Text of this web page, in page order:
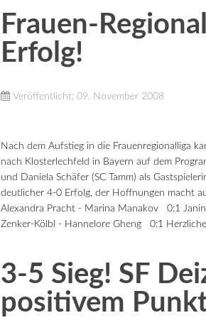
Frauen-
Erfolg!
Veröffentlicht: 09. November 2008
Nach dem Aufstieg in die Frauenregionalliga
nach Klosterlechfeld in Bayern auf dem
und Daniela Schäfer (SC Tamm) als
deutlicher 4-0 Erfolg, der Hoffnungen macht
Alexandra Pracht - Marina Manakov 0:1
Zenker-Kölbl - Hannelore Gheng 0:1
3-5 Sieg! SF
positivem